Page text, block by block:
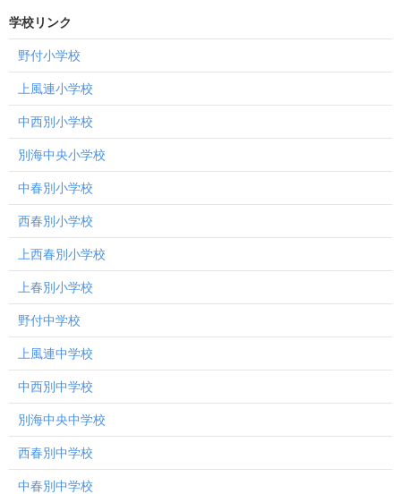
学校リンク
野付小学校
上風連小学校
中西別小学校
別海中央小学校
中春別小学校
西春別小学校
上西春別小学校
上春別小学校
野付中学校
上風連中学校
中西別中学校
別海中央中学校
西春別中学校
中春別中学校